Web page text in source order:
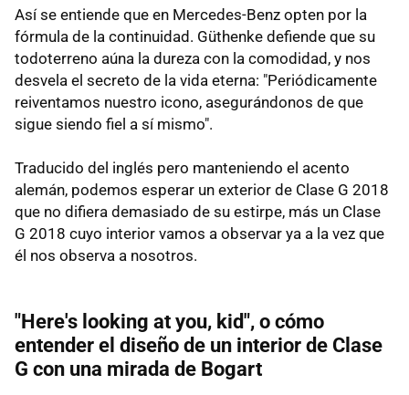
Así se entiende que en Mercedes-Benz opten por la
fórmula de la continuidad. Güthenke defiende que su
todoterreno aúna la dureza con la comodidad, y nos
desvela el secreto de la vida eterna: "Periódicamente
reiventamos nuestro icono, asegurándonos de que
sigue siendo fiel a sí mismo".
Traducido del inglés pero manteniendo el acento
alemán, podemos esperar un exterior de Clase G 2018
que no difiera demasiado de su estirpe, más un Clase
G 2018 cuyo interior vamos a observar ya a la vez que
él nos observa a nosotros.
"Here's looking at you, kid", o cómo
entender el diseño de un interior de Clase
G con una mirada de Bogart